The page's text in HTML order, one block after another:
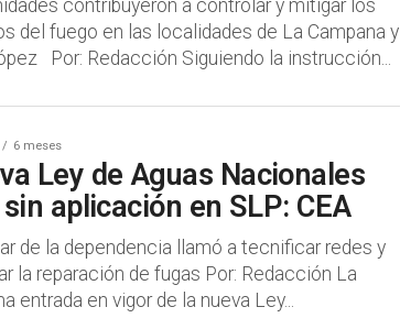
contribuyeron a controlar y mitigar los
del fuego en las localidades de La Campana y
Por: Redacción Siguiendo la instrucción...
6 meses
Ley de Aguas Nacionales
aplicación en SLP: CEA
de la dependencia llamó a tecnificar redes y
la reparación de fugas Por: Redacción La
entrada en vigor de la nueva Ley...